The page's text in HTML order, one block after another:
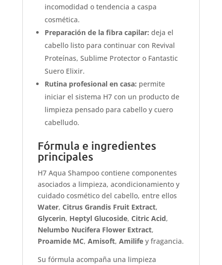
incomodidad o tendencia a caspa
cosmética.
Preparación de la fibra capilar: deja el
cabello listo para continuar con Revival
Proteínas, Sublime Protector o Fantastic
Suero Elixir.
Rutina profesional en casa: permite
iniciar el sistema H7 con un producto de
limpieza pensado para cabello y cuero
cabelludo.
Fórmula e ingredientes
principales
H7 Aqua Shampoo contiene componentes
asociados a limpieza, acondicionamiento y
cuidado cosmético del cabello, entre ellos
Water, Citrus Grandis Fruit Extract,
Glycerin, Heptyl Glucoside, Citric Acid,
Nelumbo Nucifera Flower Extract,
Proamide MC, Amisoft, Amilifey fragancia.
Su fórmula acompaña una limpieza